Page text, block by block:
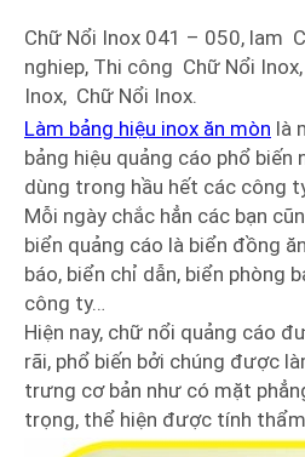
Chữ Nổi Inox 041 – 050, lam
nghiep, Thi công Chữ Nổi
Inox, Chữ Nổi Inox.
Làm bảng hiệu inox ăn mòn là
bảng hiệu quảng cáo phổ biến
dùng trong hầu hết các công
Mỗi ngày chắc hẳn các bạn
biển quảng cáo là biển đồng
báo, biển chỉ dẫn, biển phòng
công ty…
Hiện nay, chữ nổi quảng cáo
rãi, phổ biến bởi chúng được
trưng cơ bản như có mặt
trọng, thể hiện được tính